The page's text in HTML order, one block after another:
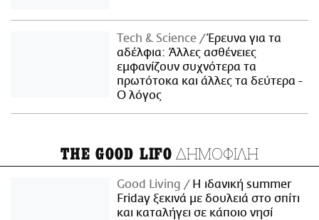
Τech & Science
Έρευνα για τα
αδέλφια: Άλλες ασθένειες
εμφανίζουν συχνότερα τα
πρωτότοκα και άλλες τα δεύτερα -
Ο λόγος
THE GOOD LIFO ΔΗΜΟΦΙΛΗ
Good Living
Η ιδανική summer
Friday ξεκινά με δουλειά στο σπίτι
και καταλήγει σε κάποιο νησί